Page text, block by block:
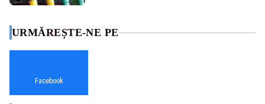
URMĂREȘTE-NE PE
Facebook